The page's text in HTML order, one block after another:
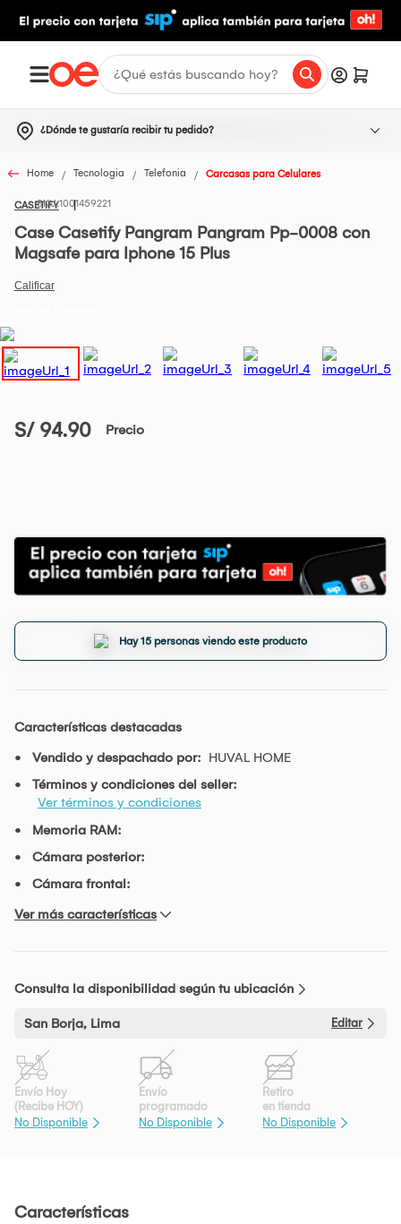
¿Dónde te gustaría recibir tu pedido?
Home Tecnologia Telefonia Carcasas para Celulares
CASETIFY1001459221
Case Casetify Pangram Pangram Pp-0008 con
Magsafe para Iphone 15 Plus
S/ 94.90 Precio
Hay 15 personas viendo este producto
Características destacadas
Vendido y despachado por: HUVAL HOME
Términos y condiciones del seller:
Ver términos y condiciones
Memoria RAM:
Cámara posterior:
Cámara frontal:
Ver más características
Consulta la disponibilidad según tu ubicación
San Borja, Lima Editar
Envío Hoy
(Recibe HOY)
No Disponible
Envío
programado
No Disponible
Retiro
en tienda
No Disponible
Características